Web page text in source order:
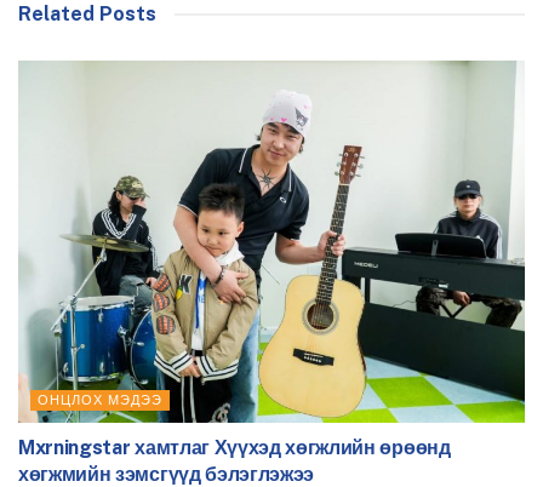
Related Posts
ОНЦЛОХ МЭДЭЭ
Mxrningstar хамтлаг Хүүхэд хөгжлийн өрөөнд
хөгжмийн зэмсгүүд бэлэглэжээ